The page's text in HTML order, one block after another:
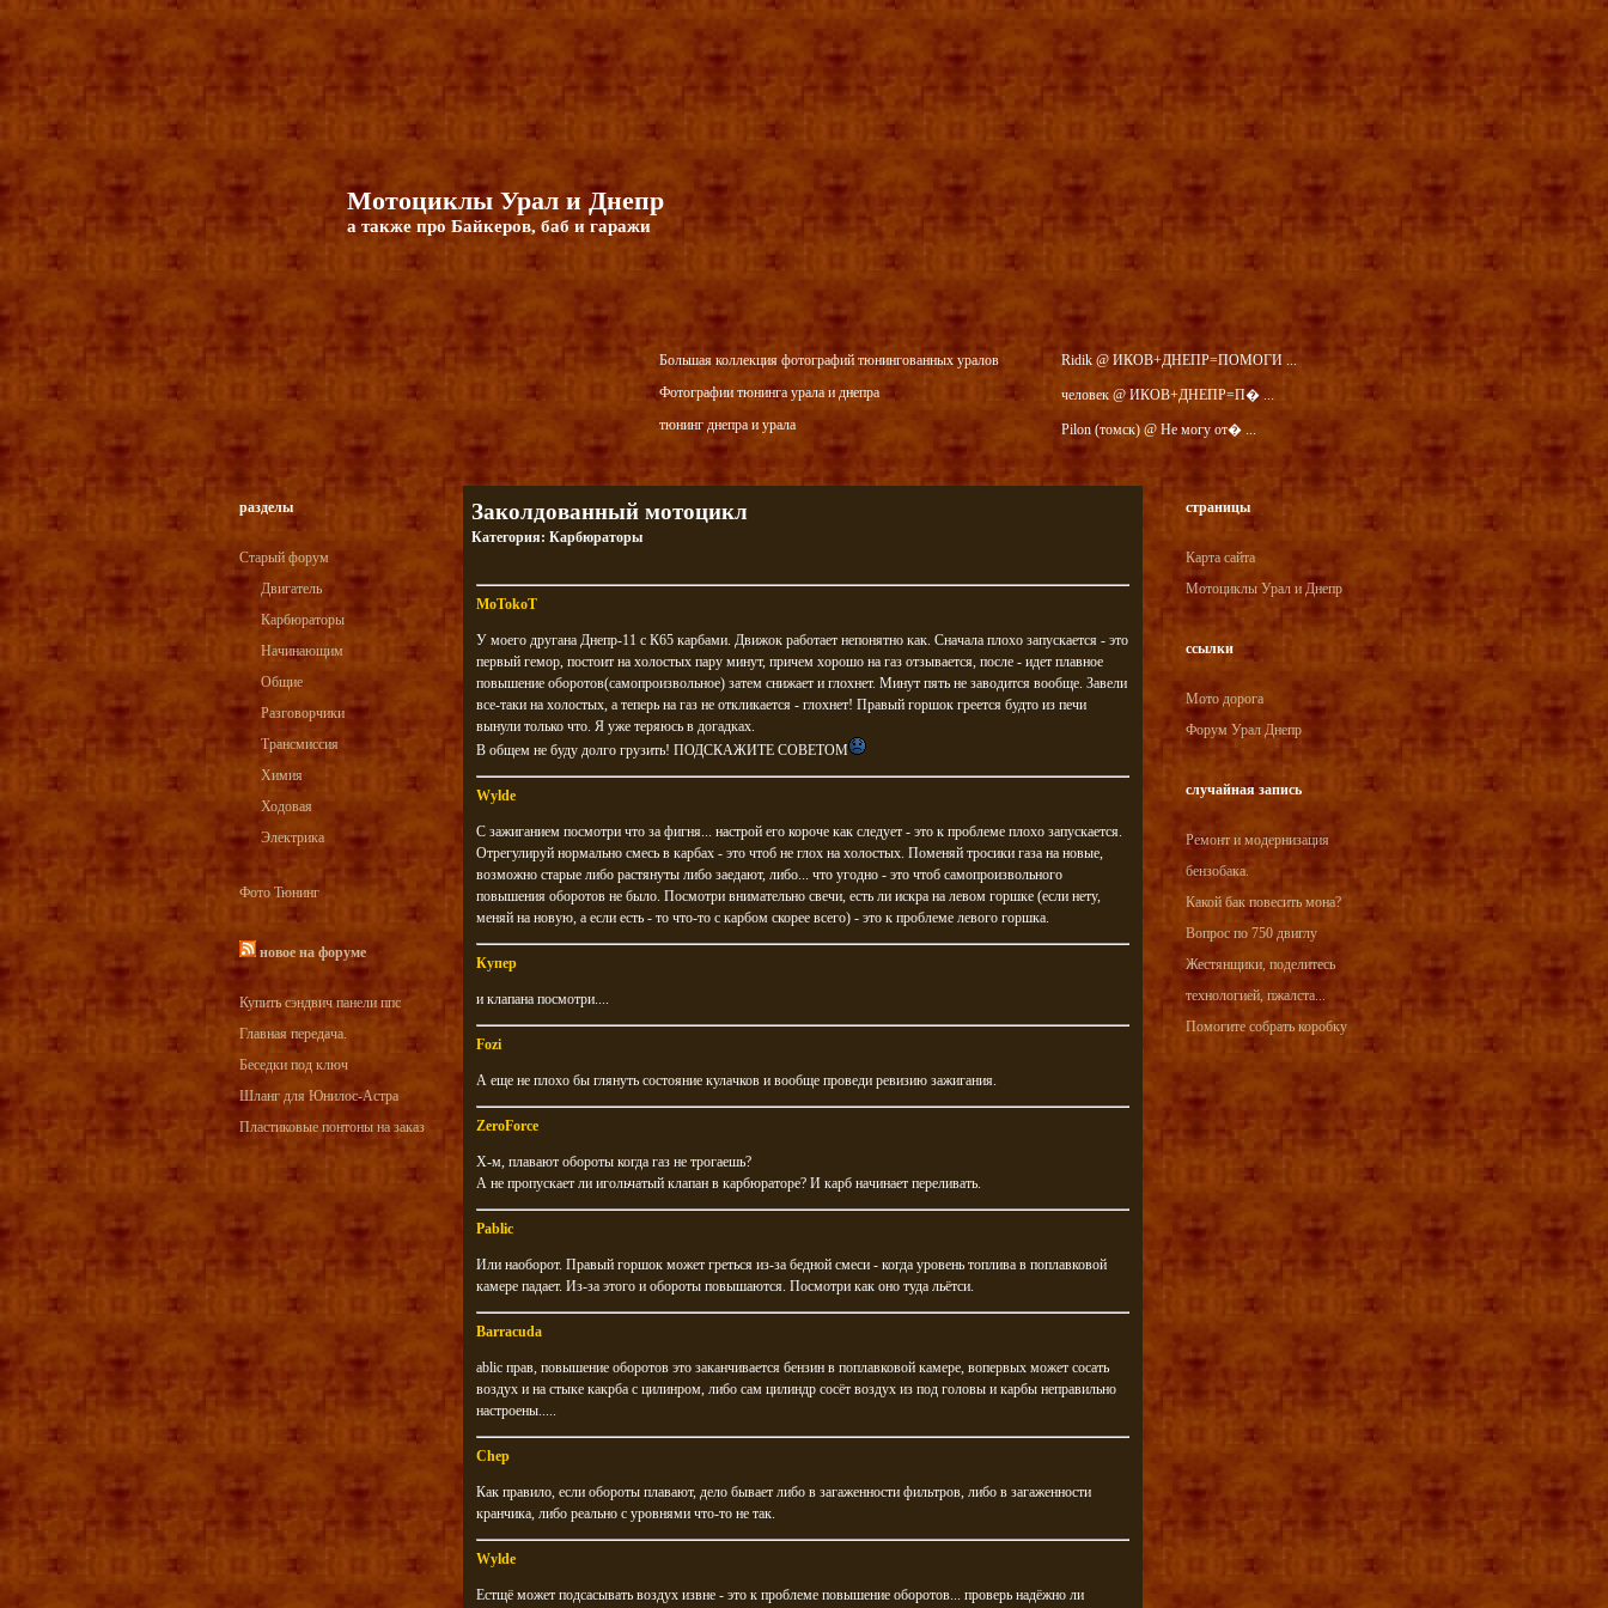
Мотоциклы Урал и Днепр
а также про Байкеров, баб и гаражи
Большая коллекция фотографий тюнингованных уралов
Фотографии тюнинга урала и днепра
тюнинг днепра и урала
Ridik @ ИКОВ+ДНЕПР=ПОМОГИ ...
человек @ ИКОВ+ДНЕПР=П� ...
Pilon (томск) @ Не могу от� ...
разделы
Старый форум
Двигатель
Карбюраторы
Начинающим
Общие
Разговорчики
Трансмиссия
Химия
Ходовая
Электрика
Фото Тюнинг
новое на форуме
Купить сэндвич панели ппс
Главная передача.
Беседки под ключ
Шланг для Юнилос-Астра
Пластиковые понтоны на заказ
Заколдованный мотоцикл
Категория: Карбюраторы
MoTokoT
У моего другана Днепр-11 с К65 карбами. Движок работает непонятно как. Сначала плохо запускается - это
первый гемор, постоит на холостых пару минут, причем хорошо на газ отзывается, после - идет плавное
повышение оборотов(самопроизвольное) затем снижает и глохнет. Минут пять не заводится вообще. Завели
все-таки на холостых, а теперь на газ не откликается - глохнет! Правый горшок греется будто из печи
вынули только что. Я уже теряюсь в догадках.
В общем не буду долго грузить! ПОДСКАЖИТЕ СОВЕТОМ
Wylde
С зажиганием посмотри что за фигня... настрой его короче как следует - это к проблеме плохо запускается.
Отрегулируй нормально смесь в карбах - это чтоб не глох на холостых. Поменяй тросики газа на новые,
возможно старые либо растянуты либо заедают, либо... что угодно - это чтоб самопроизвольного
повышения оборотов не было. Посмотри внимательно свечи, есть ли искра на левом горшке (если нету,
меняй на новую, а если есть - то что-то с карбом скорее всего) - это к проблеме левого горшка.
Купер
и клапана посмотри....
Fozi
А еще не плохо бы глянуть состояние кулачков и вообще проведи ревизию зажигания.
ZeroForce
Х-м, плавают обороты когда газ не трогаешь?
А не пропускает ли игольчатый клапан в карбюраторе? И карб начинает переливать.
Pablic
Или наоборот. Правый горшок может греться из-за бедной смеси - когда уровень топлива в поплавковой
камере падает. Из-за этого и обороты повышаются. Посмотри как оно туда льётси.
Barracuda
ablic прав, повышение оборотов это заканчивается бензин в поплавковой камере, вопервых может сосать
воздух и на стыке какрба с цилинром, либо сам цилиндр сосёт воздух из под головы и карбы неправильно
настроены.....
Chep
Как правило, если обороты плавают, дело бывает либо в загаженности фильтров, либо в загаженности
кранчика, либо реально с уровнями что-то не так.
Wylde
Естщё может подсасывать воздух извне - это к проблеме повышение оборотов... проверь надёжно ли
страницы
Карта сайта
Мотоциклы Урал и Днепр
ссылки
Мото дорога
Форум Урал Днепр
случайная запись
Ремонт и модернизация
бензобака.
Какой бак повесить мона?
Вопрос по 750 двиглу
Жестянщики, поделитесь
технологией, пжалста...
Помогите собрать коробку